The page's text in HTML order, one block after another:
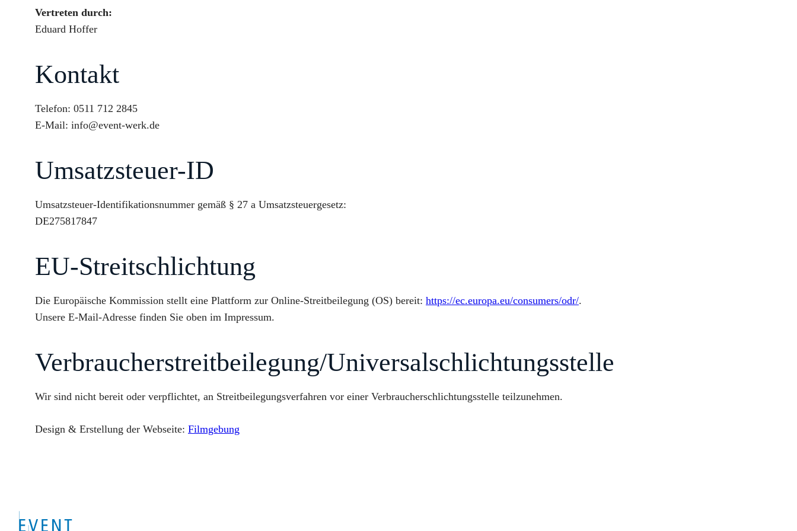
Vertreten durch:
Eduard Hoffer
Kontakt
Telefon: 0511 712 2845
E-Mail: info@event-werk.de
Umsatzsteuer-ID
Umsatzsteuer-Identifikationsnummer gemäß § 27 a Umsatzsteuergesetz:
DE275817847
EU-Streitschlichtung
Die Europäische Kommission stellt eine Plattform zur Online-Streitbeilegung (OS) bereit: https://ec.europa.eu/consumers/odr/.
Unsere E-Mail-Adresse finden Sie oben im Impressum.
Verbraucher­streit­beilegung/Universal­schlichtungs­stelle
Wir sind nicht bereit oder verpflichtet, an Streitbeilegungsverfahren vor einer Verbraucherschlichtungsstelle teilzunehmen.
Design & Erstellung der Webseite: Filmgebung